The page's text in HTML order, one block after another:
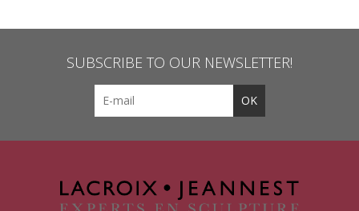
SUBSCRIBE TO OUR NEWSLETTER!